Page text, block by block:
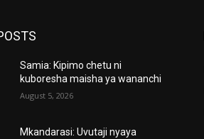
Samia: Kipimo chetu ni
kuboresha maisha ya wananchi
August 5, 2026
Mkandarasi: Uvutaji nyaya